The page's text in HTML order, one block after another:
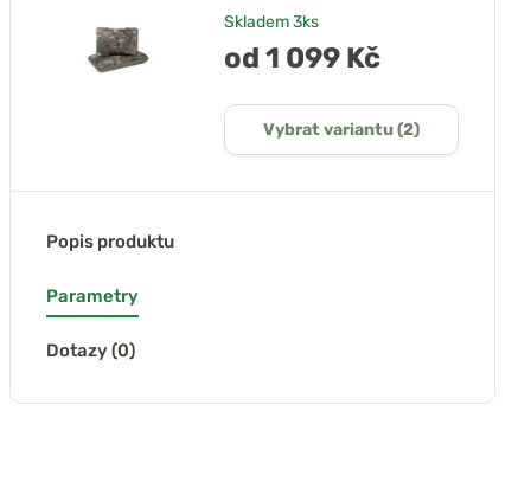
Skladem3ks
od 1 099 Kč
Vybrat variantu (2)
Popis produktu
Parametry
Dotazy (0)